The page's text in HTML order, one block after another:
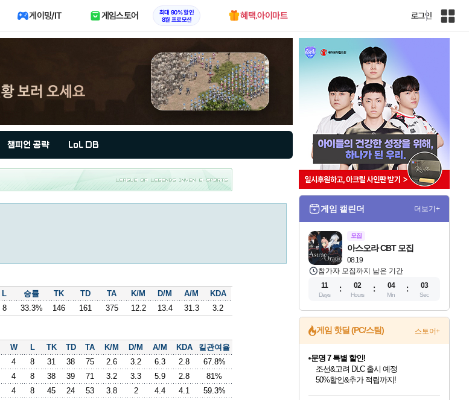
게이밍/IT 게임스토어
최대 90% 할인
8월 프로모션
혜택.아이마트 로그인
인
챔피언 공략 LoL DB
L 승률 TK TD TA K/M D/M A/M
KDA
8 33.3% 146 161 375 12.2 13.4 31.3 3.2
W L TK TD TA K/M D/M A/M KDA
킬관여율
4 8 31 38 75 2.6 3.2 6.3 2.8
67.8%
4 8 38 39 71 3.2 3.3 5.9 2.8
81%
4 8 45 24 53 3.8 2 4.4 4.1
59.3%
게임 캘린더 더보기+
모집
08.19
아스오라 CBT 모집
참가자 모집까지 남은 기간
11
Days
02
Hours
04
Min
02
Sec
게임 핫딜 (PC/스팀) 스토어+
마블 투혼 파이팅 소울즈 정식출시!
마블 히어로 총 출동&화려한 격투!
네이버 포인트 혜택까지!